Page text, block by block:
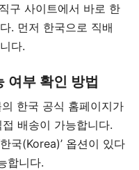
구 사이트에서 바로 한
. 먼저 한국으로 직배
다.
여부 확인 방법
한국 공식 홈페이지가
배송이 가능합니다.
국(Korea)’ 옵션이 있다
합니다.